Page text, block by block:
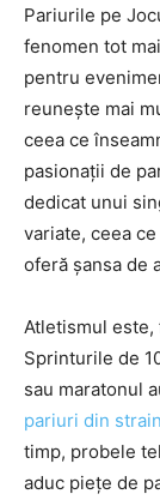
Pariurile pe
fenomen tot
pentru
reunește mai
ceea ce
pasionații de
dedicat unui
variate, ceea
oferă șansa de
Atletismul este,
Sprinturile de
sau maratonul
pariuri din
timp, probele
aduc piețe de